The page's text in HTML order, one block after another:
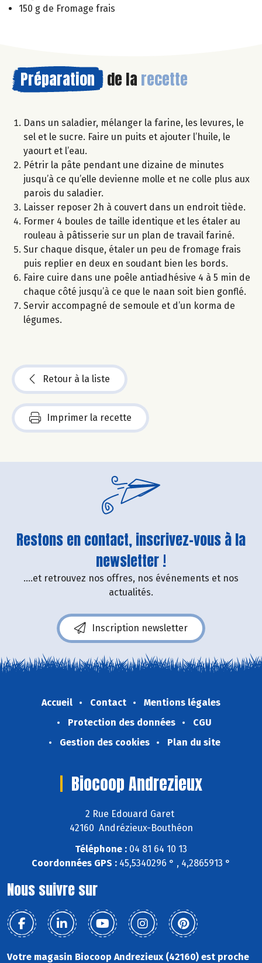
150 g de Fromage frais
Préparation de la recette
Dans un saladier, mélanger la farine, les levures, le
sel et le sucre. Faire un puits et ajouter l’huile, le
yaourt et l’eau.
Pétrir la pâte pendant une dizaine de minutes
jusqu’à ce qu’elle devienne molle et ne colle plus aux
parois du saladier.
Laisser reposer 2h à couvert dans un endroit tiède.
Former 4 boules de taille identique et les étaler au
rouleau à pâtisserie sur un plan de travail fariné.
Sur chaque disque, étaler un peu de fromage frais
puis replier en deux en soudant bien les bords.
Faire cuire dans une poêle antiadhésive 4 à 5 min de
chaque côté jusqu’à ce que le naan soit bien gonflé.
Servir accompagné de semoule et d’un korma de
légumes.
Retour à la liste
Imprimer la recette
Restons en contact, inscrivez-vous à la
newsletter !
....et retrouvez nos offres, nos événements et nos
actualités.
Inscription newsletter
Accueil Contact
Mentions légales
Protection des données
CGU
Gestion des cookies
Plan du site
Biocoop Andrezieux
2 Rue Edouard Garet
42160 Andrézieux-Bouthéon
Téléphone : 04 81 64 10 13
Coordonnées GPS : 45,5340296 ° , 4,2865913 °
Nous suivre sur
Votre magasin Biocoop Andrezieux (42160) est proche